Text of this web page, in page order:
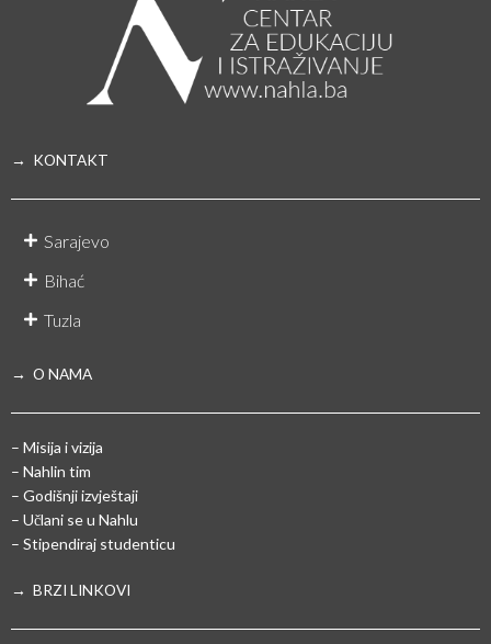
→ KONTAKT
Sarajevo
Bihać
Tuzla
→ O NAMA
– Misija i vizija
– Nahlin tim
– Godišnji izvještaji
– Učlani se u Nahlu
– Stipendiraj studenticu
→ BRZI LINKOVI